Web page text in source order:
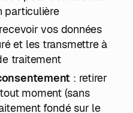
particulière
vos données
et les transmettre à
traitement
: retirer
moment (sans
fondé sur le